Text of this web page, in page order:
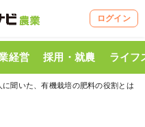
ログイン
経営 採用・就農 ライフ
に聞いた、有機栽培の肥料の役割とは